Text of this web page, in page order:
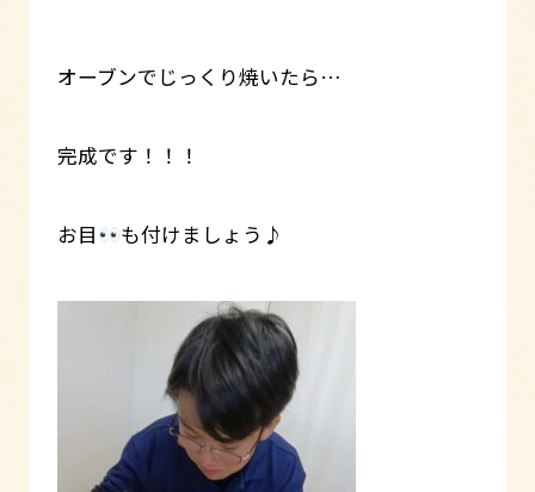
オーブンでじっくり焼いたら…
完成です！！！
お目 も付けましょう♪